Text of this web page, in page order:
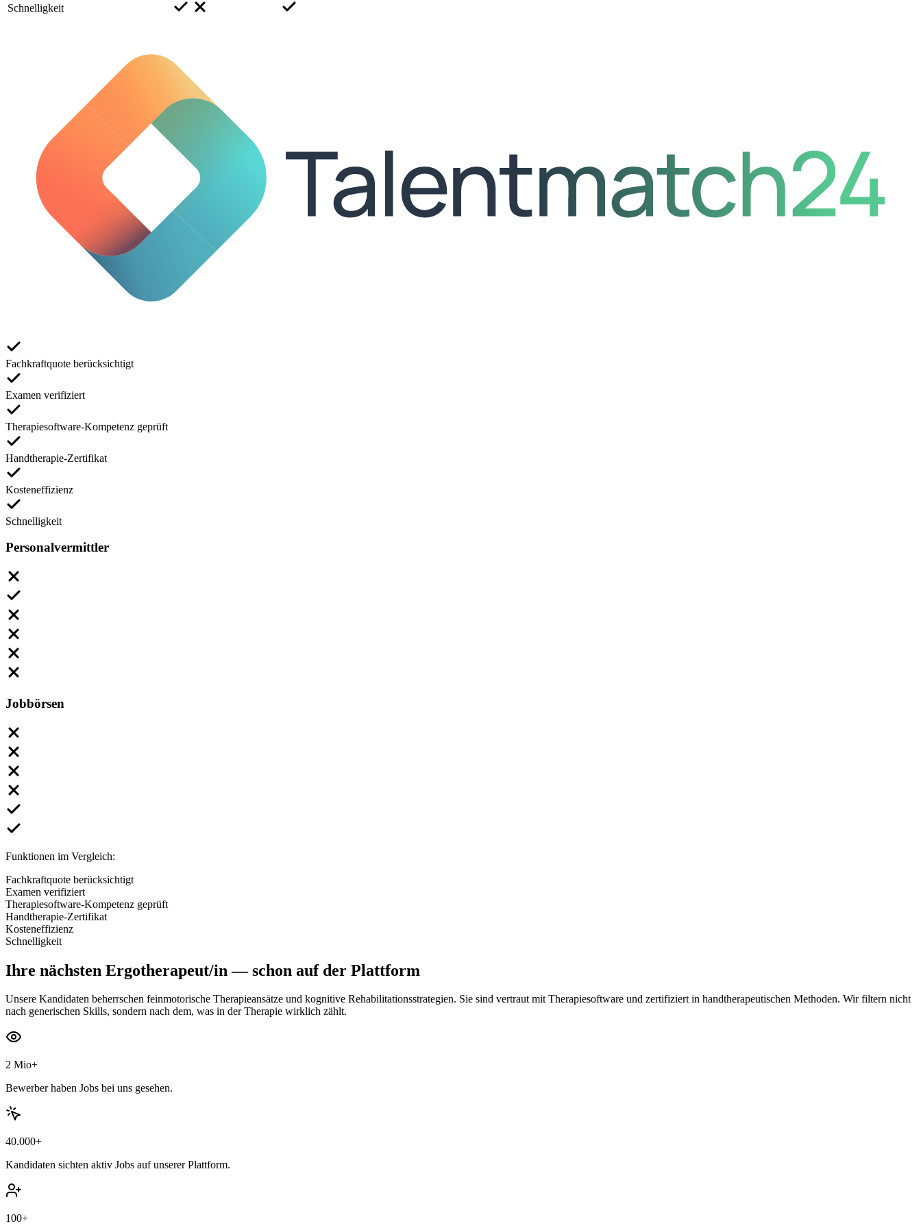
Schnelligkeit
Fachkraftquote berücksichtigt
Examen verifiziert
Therapiesoftware-Kompetenz geprüft
Handtherapie-Zertifikat
Kosteneffizienz
Schnelligkeit
Personalvermittler
Jobbörsen
Funktionen im Vergleich:
Fachkraftquote berücksichtigt
Examen verifiziert
Therapiesoftware-Kompetenz geprüft
Handtherapie-Zertifikat
Kosteneffizienz
Schnelligkeit
Ihre nächsten Ergotherapeut/in — schon auf der Plattform
Unsere Kandidaten beherrschen feinmotorische Therapieansätze und kognitive Rehabilitationsstrategien. Sie sind vertraut mit Therapiesoftware und zertifiziert in handtherapeutischen Methoden. Wir filtern nicht
nach generischen Skills, sondern nach dem, was in der Therapie wirklich zählt.
2 Mio+
Bewerber haben Jobs bei uns gesehen.
40.000+
Kandidaten sichten aktiv Jobs auf unserer Plattform.
100+